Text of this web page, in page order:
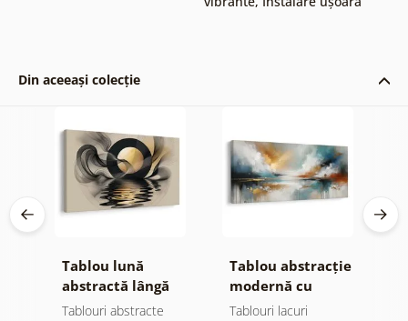
Din aceeași colecție
Tablou lună
abstractă lângă
apă
Tablouri abstracte
Tablou abstracție
modernă cu
natură
Tablouri lacuri